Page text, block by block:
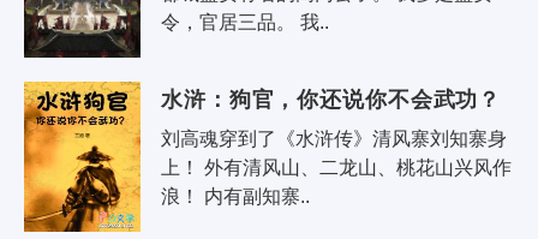
令，官居三品。 我..
水浒：狗官，你还说你不会武功？
刘高魂穿到了《水浒传》清风寨刘知寨身
上！ 外有清风山、二龙山、桃花山兴风作
浪！ 内有副知寨..